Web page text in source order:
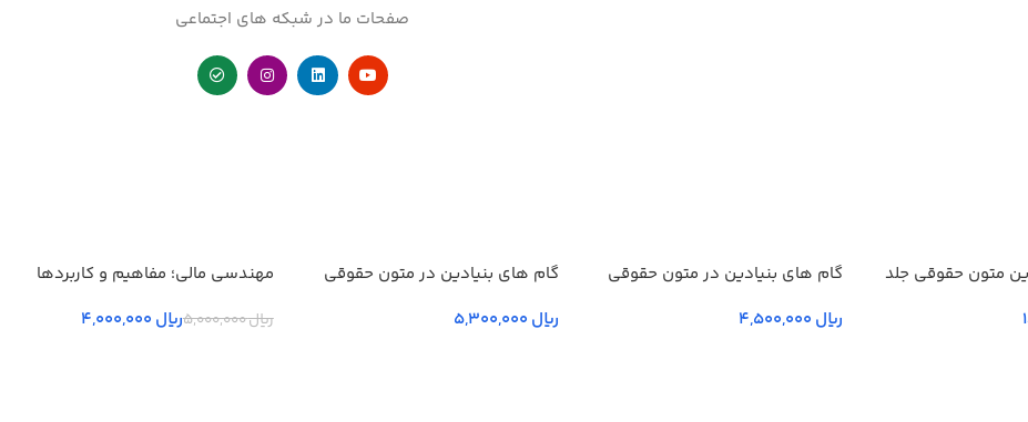
صفحات ما در شبکه های اجتماعی
متون حقوقی جلد
گام های بنیادین در متون حقوقي
ریال
گام های بنیادین در متون حقوقي
ریال
مهندسی مالی؛ مفاهیم و کاربردها
ریال5,000,000 ریال